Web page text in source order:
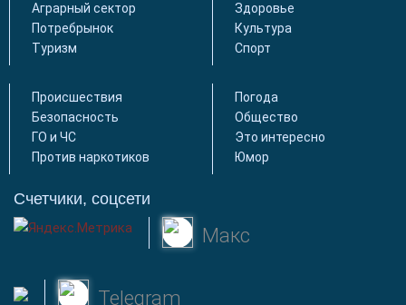
Аграрный сектор
Потребрынок
Туризм
Здоровье
Культура
Спорт
Происшествия
Безопасность
ГО и ЧС
Против наркотиков
Погода
Общество
Это интересно
Юмор
Счетчики, соцсети
Макс
Telegram